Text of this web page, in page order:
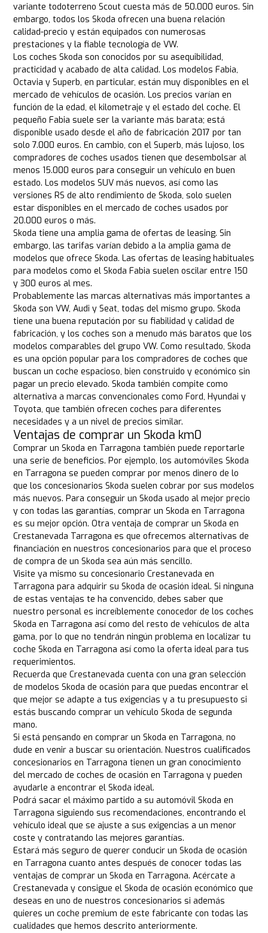
variante todoterreno Scout cuesta más de 50.000 euros. Sin
embargo, todos los Skoda ofrecen una buena relación
calidad-precio y están equipados con numerosas
prestaciones y la fiable tecnología de VW.
Los coches Skoda son conocidos por su asequibilidad,
practicidad y acabado de alta calidad. Los modelos Fabia,
Octavia y Superb, en particular, están muy disponibles en el
mercado de vehículos de ocasión. Los precios varían en
función de la edad, el kilometraje y el estado del coche. El
pequeño Fabia suele ser la variante más barata; está
disponible usado desde el año de fabricación 2017 por tan
solo 7.000 euros. En cambio, con el Superb, más lujoso, los
compradores de coches usados tienen que desembolsar al
menos 15.000 euros para conseguir un vehículo en buen
estado. Los modelos SUV más nuevos, así como las
versiones RS de alto rendimiento de Skoda, solo suelen
estar disponibles en el mercado de coches usados por
20.000 euros o más.
Skoda tiene una amplia gama de ofertas de leasing. Sin
embargo, las tarifas varían debido a la amplia gama de
modelos que ofrece Skoda. Las ofertas de leasing habituales
para modelos como el Skoda Fabia suelen oscilar entre 150
y 300 euros al mes.
Probablemente las marcas alternativas más importantes a
Skoda son VW, Audi y Seat, todas del mismo grupo. Skoda
tiene una buena reputación por su fiabilidad y calidad de
fabricación, y los coches son a menudo más baratos que los
modelos comparables del grupo VW. Como resultado, Skoda
es una opción popular para los compradores de coches que
buscan un coche espacioso, bien construido y económico sin
pagar un precio elevado. Skoda también compite como
alternativa a marcas convencionales como Ford, Hyundai y
Toyota, que también ofrecen coches para diferentes
necesidades y a un nivel de precios similar.
Ventajas de comprar un Skoda km0
Comprar un Skoda en Tarragona también puede reportarle
una serie de beneficios. Por ejemplo, los automóviles Skoda
en Tarragona se pueden comprar por menos dinero de lo
que los concesionarios Skoda suelen cobrar por sus modelos
más nuevos. Para conseguir un Skoda usado al mejor precio
y con todas las garantías, comprar un Skoda en Tarragona
es su mejor opción. Otra ventaja de comprar un Skoda en
Crestanevada Tarragona es que ofrecemos alternativas de
financiación en nuestros concesionarios para que el proceso
de compra de un Skoda sea aún más sencillo.
Visite ya mismo su concesionario Crestanevada en
Tarragona para adquirir su Skoda de ocasión ideal. Si ninguna
de estas ventajas te ha convencido, debes saber que
nuestro personal es increíblemente conocedor de los coches
Skoda en Tarragona así como del resto de vehículos de alta
gama, por lo que no tendrán ningún problema en localizar tu
coche Skoda en Tarragona así como la oferta ideal para tus
requerimientos.
Recuerda que Crestanevada cuenta con una gran selección
de modelos Skoda de ocasión para que puedas encontrar el
que mejor se adapte a tus exigencias y a tu presupuesto si
estás buscando comprar un vehículo Skoda de segunda
mano.
Si está pensando en comprar un Skoda en Tarragona, no
dude en venir a buscar su orientación. Nuestros cualificados
concesionarios en Tarragona tienen un gran conocimiento
del mercado de coches de ocasión en Tarragona y pueden
ayudarle a encontrar el Skoda ideal.
Podrá sacar el máximo partido a su automóvil Skoda en
Tarragona siguiendo sus recomendaciones, encontrando el
vehículo ideal que se ajuste a sus exigencias a un menor
coste y contratando las mejores garantías.
Estará más seguro de querer conducir un Skoda de ocasión
en Tarragona cuanto antes después de conocer todas las
ventajas de comprar un Skoda en Tarragona. Acércate a
Crestanevada y consigue el Skoda de ocasión económico que
deseas en uno de nuestros concesionarios si además
quieres un coche premium de este fabricante con todas las
cualidades que hemos descrito anteriormente.